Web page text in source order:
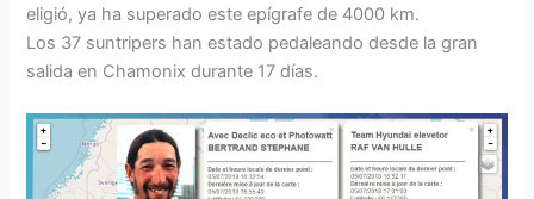
eligió, ya ha superado este epígrafe de 4000 km.
Los 37 suntripers han estado pedaleando desde la gran
salida en Chamonix durante 17 días.